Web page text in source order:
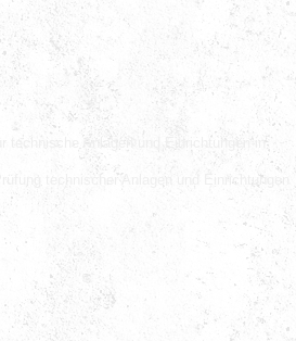
technische Anlagen und Einrichtungen in
technischer Anlagen und Einrichtungen